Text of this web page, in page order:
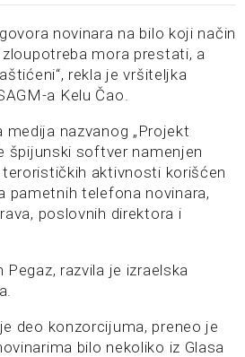
novinara na bilo koji način
mora prestati, a
rekla je vršiteljka
a Kelu Čao.
nazvanog „Projekt
špijunski softver namenjen
aktivnosti korišćen
pametnih telefona novinara,
poslovnih direktora i
Pegaz, razvila je izraelska
deo konzorcijuma, preneo je
bilo nekoliko iz Glasa